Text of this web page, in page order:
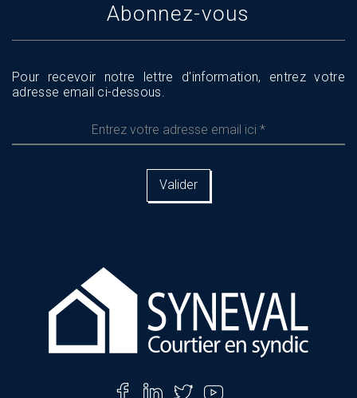
Abonnez-vous
Pour recevoir notre lettre d'information, entrez votre
adresse email ci-dessous.
votre
ici